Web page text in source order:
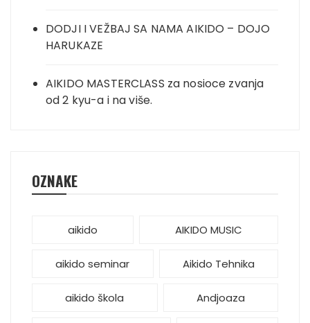
DODJI I VEŽBAJ SA NAMA AIKIDO – DOJO
HARUKAZE
AIKIDO MASTERCLASS za nosioce zvanja
od 2 kyu-a i na više.
OZNAKE
aikido AIKIDO MUSIC
aikido seminar Aikido Tehnika
aikido škola Andjoaza